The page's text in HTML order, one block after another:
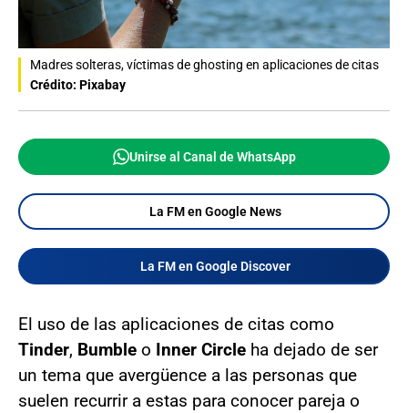
Madres solteras, víctimas de ghosting en aplicaciones de citas
Crédito: Pixabay
Unirse al Canal de WhatsApp
La FM en Google News
La FM en Google Discover
El uso de las aplicaciones de citas como
Tinder, Bumble o Inner Circle ha dejado de ser
un tema que avergüence a las personas que
suelen recurrir a estas para conocer pareja o